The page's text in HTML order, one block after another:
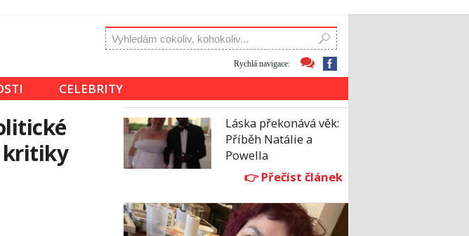
Rychlá navigace:
CELEBRITY
kritiky
Láska překonává věk:
Příběh Natálie a
Powella